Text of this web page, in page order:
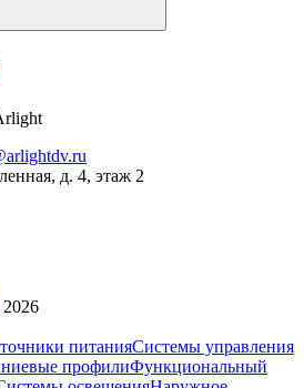
д. 4, этаж 2
2026
питанияСистемы управления
профилиФункциональный